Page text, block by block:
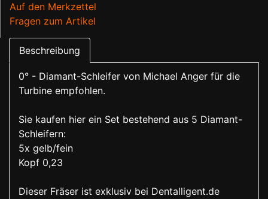
Auf den Merkzettel
Fragen zum Artikel
Beschreibung
0° - Diamant-Schleifer von Michael Anger für die
Turbine empfohlen.
Sie kaufen hier ein Set bestehend aus 5 Diamant-
Schleifern:
5x gelb/fein
Kopf 0,23
Dieser Fräser ist exklusiv bei Dentalligent.de